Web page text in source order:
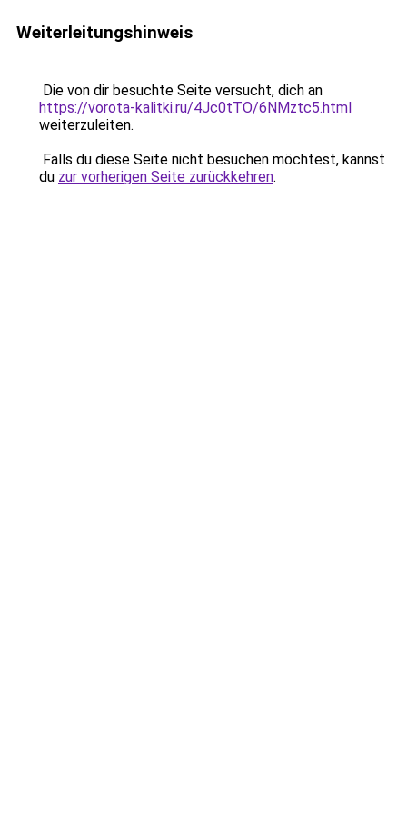
Weiterleitungshinweis
Die von dir besuchte Seite versucht, dich an
https://vorota-kalitki.ru/4Jc0tTO/6NMztc5.html
weiterzuleiten.
Falls du diese Seite nicht besuchen möchtest, kannst
du zur vorherigen Seite zurückkehren.